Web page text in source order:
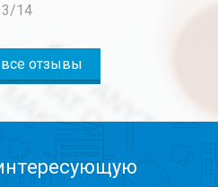
3/14
все отзывы